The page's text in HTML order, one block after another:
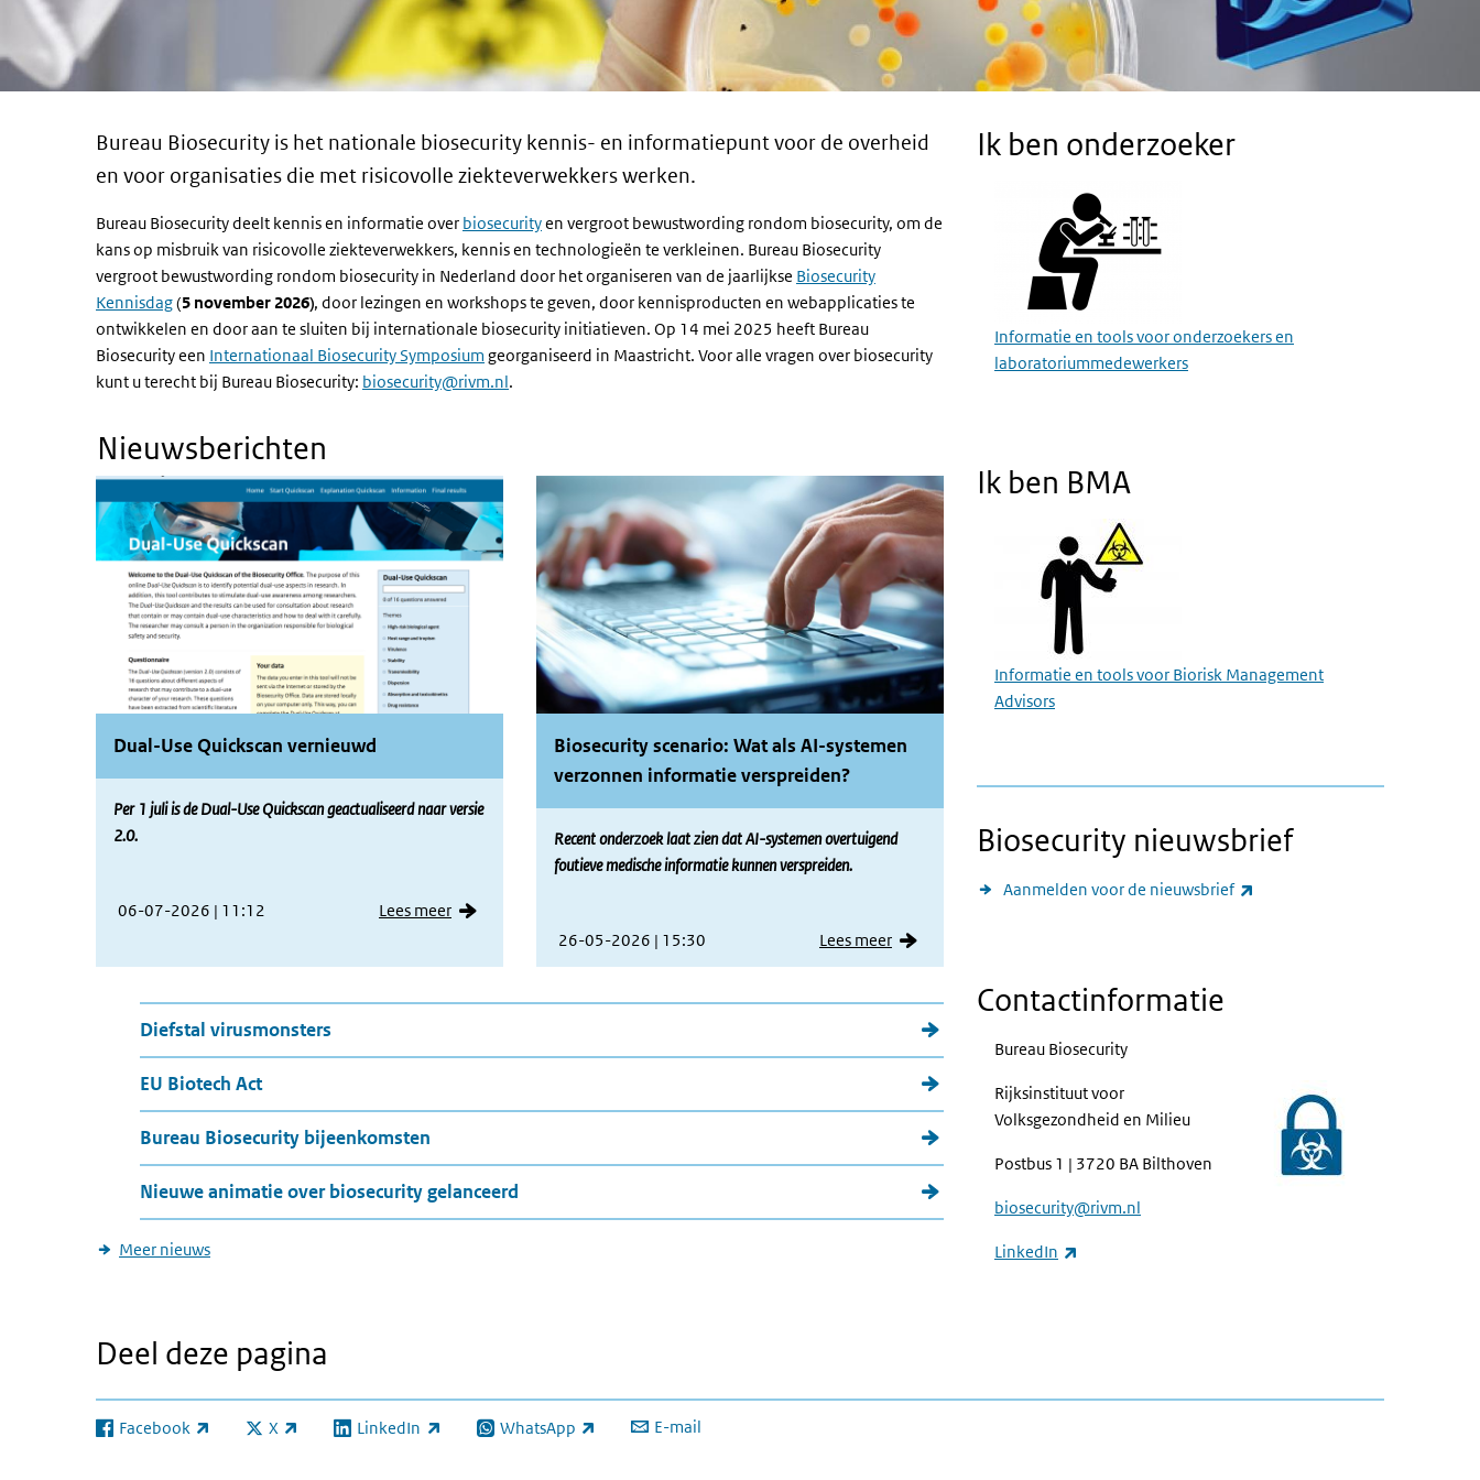
Bureau Biosecurity is het nationale biosecurity kennis- en informatiepunt voor de overheid
en voor organisaties die met risicovolle ziekteverwekkers werken.
Bureau Biosecurity deelt kennis en informatie over biosecurityen vergroot bewustwording rondom biosecurity, om de
kans op misbruik van risicovolle ziekteverwekkers, kennis en technologieën te verkleinen. Bureau Biosecurity
vergroot bewustwording rondom biosecurity in Nederland door het organiseren van de jaarlijkse Biosecurity
Kennisdag(5 november 2026), door lezingen en workshops te geven, door kennisproducten en webapplicaties te
ontwikkelen en door aan te sluiten bij internationale biosecurity initiatieven. Op 14 mei 2025 heeft Bureau
Biosecurity een Internationaal Biosecurity Symposium georganiseerd in Maastricht. Voor alle vragen over biosecurity
kunt u terecht bij Bureau Biosecurity: biosecurity@rivm.nl.
Nieuwsberichten
Dual-Use Quickscan vernieuwd
Per 1 juli is de Dual-Use Quickscan geactualiseerd naar versie
2.0.
06-07-2026 | 11:12 Lees meer
Biosecurity scenario: Wat als AI-systemen
verzonnen informatie verspreiden?
Recent onderzoek laat zien dat AI-systemen overtuigend
foutieve medische informatie kunnen verspreiden.
26-05-2026 | 15:30 Lees meer
Meer nieuws
Diefstal virusmonsters
EU Biotech Act
Bureau Biosecurity bijeenkomsten
Nieuwe animatie over biosecurity gelanceerd
Meer nieuws
Ik ben onderzoeker
Informatie en tools voor onderzoekers en
laboratoriummedewerkers
Ik ben BMA
Informatie en tools voor Biorisk Management
Advisors
Biosecurity nieuwsbrief
Aanmelden voor de nieuwsbrief
Contactinformatie
Bureau Biosecurity
Rijksinstituut voor
Volksgezondheid en Milieu
Postbus 1 | 3720 BA Bilthoven
biosecurity@rivm.nl
LinkedIn
Deel deze pagina
Facebook
(externe link) X
(externe link) LinkedIn
(externe link) WhatsApp
(externe link) E-mail